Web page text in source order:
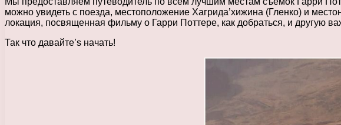
можно увидеть с поезда, местоположение Хагрида’хижина (Гленко) и
локация, посвященная фильму о Гарри Поттере, как добраться, и другую
Так что давайте’s начать!